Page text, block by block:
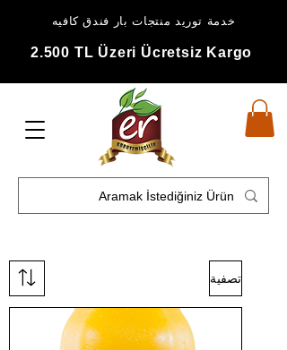
خدمة توريد منتجات بار فندق كافيه
2.500 TL Üzeri Ücretsiz Kargo
تصفية